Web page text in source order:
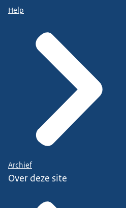
Help
Archief
Over deze site